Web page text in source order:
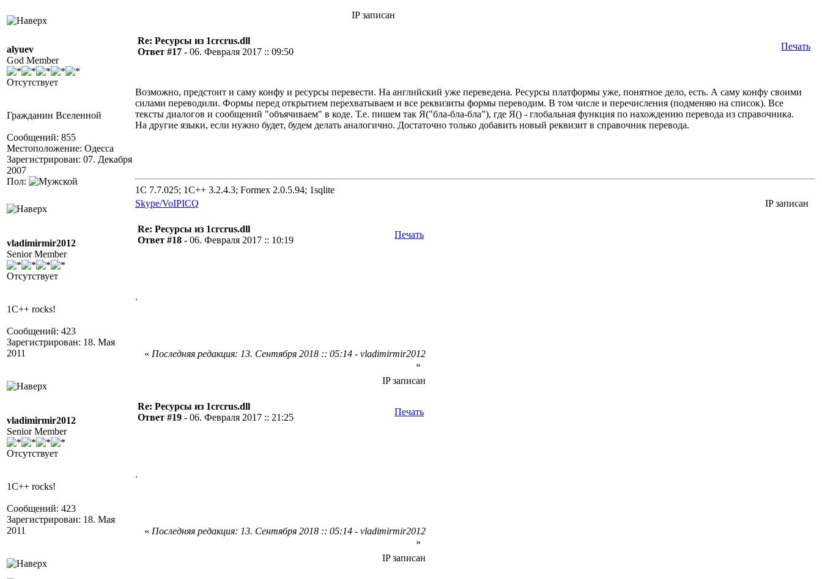
IP записан
alyuev
God Member
Отсутствует
Гражданин Вселенной
Сообщений: 855
Местоположение: Одесса
Зарегистрирован: 07. Декабря
2007
Пол:
Re: Ресурсы из 1crcrus.dll
Ответ #17 - 06. Февраля 2017 :: 09:50
Печать
Возможно, предстоит и саму конфу и ресурсы перевести. На английский уже переведена. Ресурсы платформы уже, понятное дело, есть. А саму конфу своими
силами переводили. Формы перед открытием перехватываем и все реквизиты формы переводим. В том числе и перечисления (подменяю на список). Все
тексты диалогов и сообщений "объячиваем" в коде. Т.е. пишем так Я("бла-бла-бла"), где Я() - глобальная функция по нахождению перевода из справочника.
На другие языки, если нужно будет, будем делать аналогично. Достаточно только добавить новый реквизит в справочник перевода.
1C 7.7.025; 1C++ 3.2.4.3; Formex 2.0.5.94; 1sqlite
Skype/VoIPICQ IP записан
vladimirmir2012
Senior Member
Отсутствует
1C++ rocks!
Сообщений: 423
Зарегистрирован: 18. Мая
2011
Re: Ресурсы из 1crcrus.dll
Ответ #18 - 06. Февраля 2017 :: 10:19
Печать
.
« Последняя редакция: 13. Сентября 2018 :: 05:14 - vladimirmir2012
»
IP записан
vladimirmir2012
Senior Member
Отсутствует
1C++ rocks!
Сообщений: 423
Зарегистрирован: 18. Мая
2011
Re: Ресурсы из 1crcrus.dll
Ответ #19 - 06. Февраля 2017 :: 21:25
Печать
.
« Последняя редакция: 13. Сентября 2018 :: 05:14 - vladimirmir2012
»
IP записан